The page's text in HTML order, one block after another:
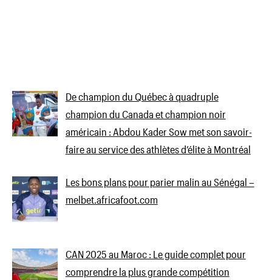
De champion du Québec à quadruple
champion du Canada et champion noir
américain : Abdou Kader Sow met son savoir-
faire au service des athlètes d’élite à Montréal
Les bons plans pour parier malin au Sénégal –
melbet.africafoot.com
CAN 2025 au Maroc : Le guide complet pour
comprendre la plus grande compétition